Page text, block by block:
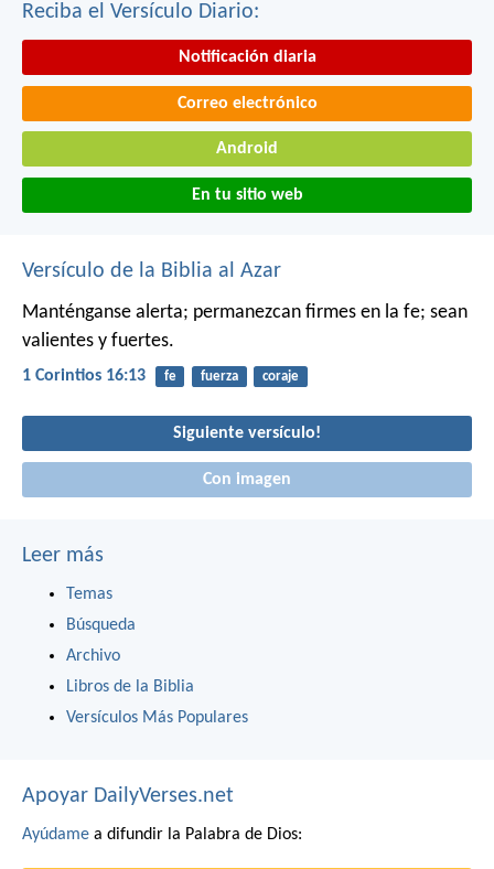
Reciba el Versículo Diario:
Notificación diaria
Correo electrónico
Android
En tu sitio web
Versículo de la Biblia al Azar
Manténganse alerta; permanezcan firmes en la fe; sean
valientes y fuertes.
1 Corintios 16:13 fe fuerza coraje
Siguiente versículo!
Con imagen
Leer más
Temas
Búsqueda
Archivo
Libros de la Biblia
Versículos Más Populares
Apoyar DailyVerses.net
Ayúdame a difundir la Palabra de Dios: